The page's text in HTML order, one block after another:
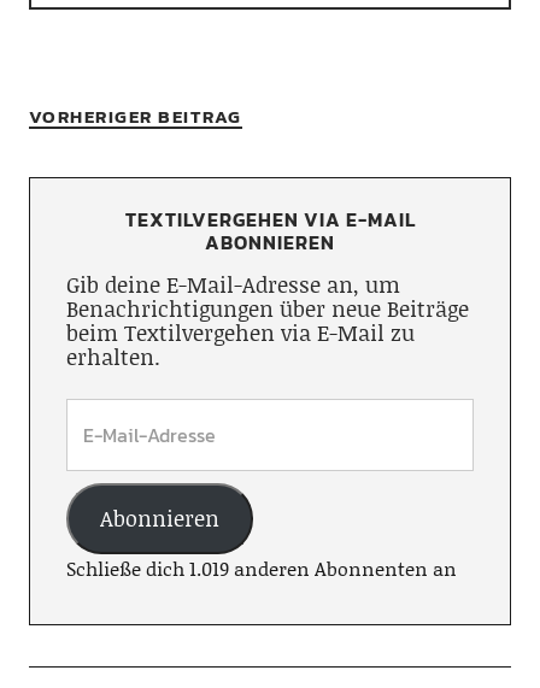
VORHERIGER BEITRAG
TEXTILVERGEHEN VIA E-MAIL
ABONNIEREN
Gib deine E-Mail-Adresse an, um
Benachrichtigungen über neue Beiträge
beim Textilvergehen via E-Mail zu
erhalten.
Abonnieren
Schließe dich 1.019 anderen Abonnenten an